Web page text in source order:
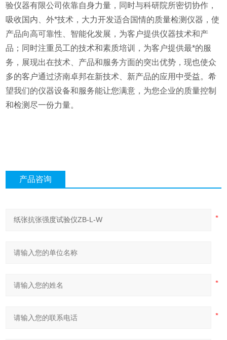
验仪器有限公司依靠自身力量，同时与科研院所密切协作，
吸收国内、外*技术，大力开发适合国情的质量检测仪器，使
产品向高可靠性、智能化发展，为客户提供仪器技术和产
品；同时注重员工的技术和素质培训，为客户提供最*的服
务，展现出在技术、产品和服务方面的突出优势，现也使众
多的客户通过济南卓邦在新技术、新产品的应用中受益。希
望我们的仪器设备和服务能让您满意，为您企业的质量控制
和检测尽一份力量。
产品咨询